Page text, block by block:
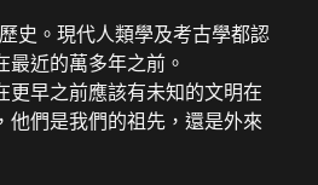
史。現代人類學及考古學都認
近的萬多年之前。
更早之前應該有未知的文明在
他們是我們的祖先，還是外來